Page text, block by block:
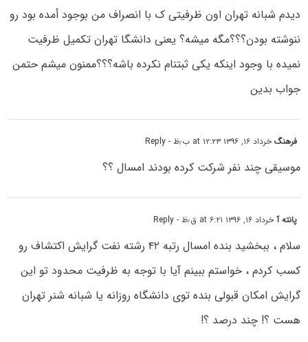
دیدم شبانه تهران اون ظرفیتی ک با انصراف من بوجود أمده بود رو
ننوشته بودن؟؟؟مگه میشه؟ یعنی دانشگا تهران تکمیل ظرفیت
نمیده با وجود اینکه یکی ثبتنام نکرده باشه؟؟؟ممنون میشم حتمن
جواب بدین
فرهنگخرداد ۱۶, ۱۳۹۶ at ۱۲:۲۳ ب٫ظ - Reply
موسیقی چند نفر شرکت کرده بودند امسال ؟؟
پانته آخرداد ۱۶, ۱۳۹۶ at ۶:۲۱ ق٫ظ - Reply
سلام ، ببخشید بنده امسال رتبه ۴۲ رشته نفت گرایش اکتشاف رو
کسب کردم ، خواستم ببینم آیا با توجه به ظرفیت محدود تو این
گرایش امکان قبولی بنده توی دانشگاه روزانه یا شبانه شنر تهران
هست ؟! چند درصد ؟!